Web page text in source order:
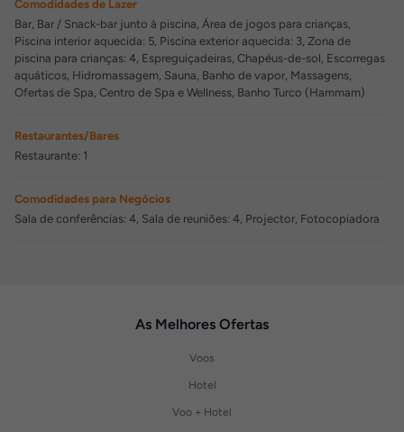
Comodidades de Lazer
Bar, Bar / Snack-bar junto à piscina, Área de jogos para crianças,
Piscina interior aquecida: 5, Piscina exterior aquecida: 3, Zona de
piscina para crianças: 4, Espreguiçadeiras, Chapéus-de-sol, Escorregas
aquáticos, Hidromassagem, Sauna, Banho de vapor, Massagens,
Ofertas de Spa, Centro de Spa e Wellness, Banho Turco (Hammam)
Restaurantes/Bares
Restaurante: 1
Comodidades para Negócios
Sala de conferências: 4, Sala de reuniões: 4, Projector, Fotocopiadora
As Melhores Ofertas
Voos
Hotel
Voo + Hotel